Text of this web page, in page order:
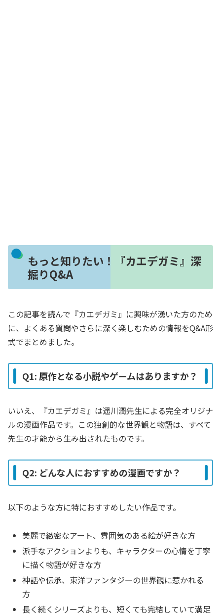
もっと知りたい！『カエデガミ』深
掘りQ&A
この記事を読んで『カエデガミ』に興味が湧いた方のため
に、よくある質問やさらに深く楽しむための情報をQ&A形
式でまとめました。
Q1: 原作となる小説やゲームはありますか？
いいえ、『カエデガミ』は遥川潤先生による完全オリジナ
ルの漫画作品です。この独創的な世界観と物語は、すべて
先生の才能から生み出されたものです。
Q2: どんな人におすすめの漫画ですか？
以下のような方に特におすすめしたい作品です。
美麗で緻密なアート、雰囲気のある絵が好きな方
派手なアクションよりも、キャラクターの心情を丁寧
に描く物語が好きな方
神話や伝承、東洋ファンタジーの世界観に惹かれる
方
長く続くシリーズよりも、短くても完結していて満足